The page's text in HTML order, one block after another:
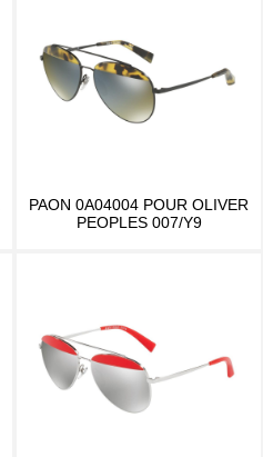
PAON 0A04004 POUR OLIVER
PEOPLES 007/Y9